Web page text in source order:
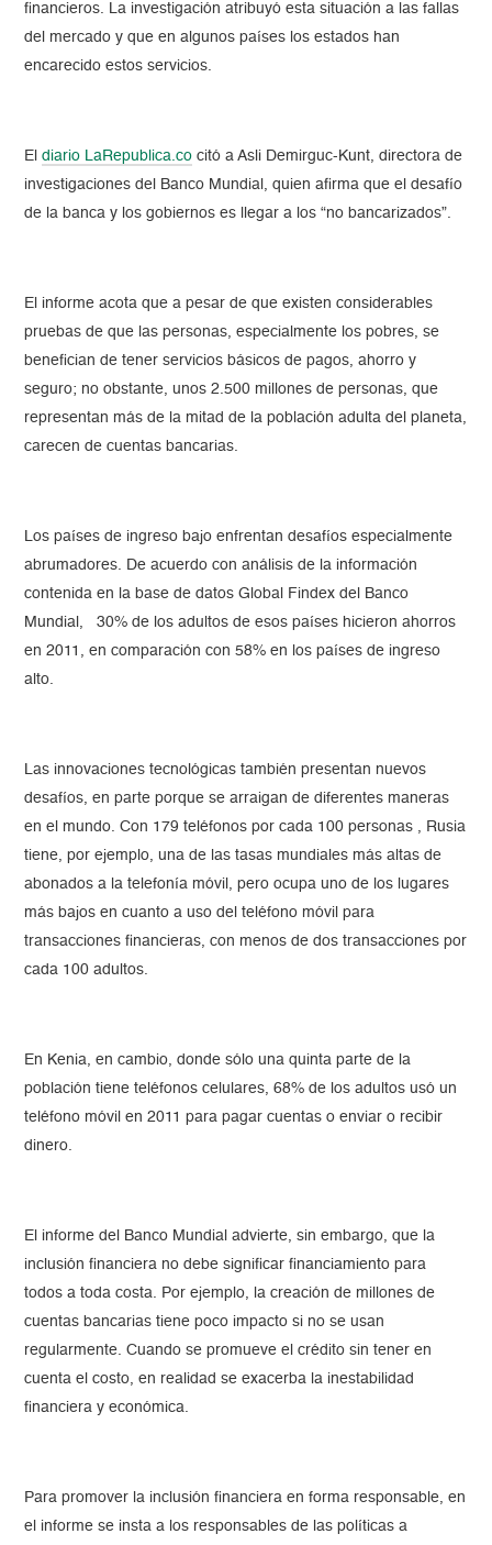
financieros. La investigación atribuyó esta situación a las fallas
del mercado y que en algunos países los estados han
encarecido estos servicios.
Eldiario LaRepublica.co citó a Asli Demirguc-Kunt, directora de
investigaciones del Banco Mundial, quien afirma que el desafío
de la banca y los gobiernos es llegar a los “no bancarizados”.
El informe acota que a pesar de que existen considerables
pruebas de que las personas, especialmente los pobres, se
benefician de tener servicios básicos de pagos, ahorro y
seguro; no obstante, unos 2.500 millones de personas, que
representan más de la mitad de la población adulta del planeta,
carecen de cuentas bancarias.
Los países de ingreso bajo enfrentan desafíos especialmente
abrumadores. De acuerdo con análisis de la información
contenida en la base de datos Global Findex del Banco
Mundial, 30% de los adultos de esos países hicieron ahorros
en 2011, en comparación con 58% en los países de ingreso
alto.
Las innovaciones tecnológicas también presentan nuevos
desafíos, en parte porque se arraigan de diferentes maneras
en el mundo. Con 179 teléfonos por cada 100 personas , Rusia
tiene, por ejemplo, una de las tasas mundiales más altas de
abonados a la telefonía móvil, pero ocupa uno de los lugares
más bajos en cuanto a uso del teléfono móvil para
transacciones financieras, con menos de dos transacciones por
cada 100 adultos.
En Kenia, en cambio, donde sólo una quinta parte de la
población tiene teléfonos celulares, 68% de los adultos usó un
teléfono móvil en 2011 para pagar cuentas o enviar o recibir
dinero.
El informe del Banco Mundial advierte, sin embargo, que la
inclusión financiera no debe significar financiamiento para
todos a toda costa. Por ejemplo, la creación de millones de
cuentas bancarias tiene poco impacto si no se usan
regularmente. Cuando se promueve el crédito sin tener en
cuenta el costo, en realidad se exacerba la inestabilidad
financiera y económica.
Para promover la inclusión financiera en forma responsable, en
el informe se insta a los responsables de las políticas a